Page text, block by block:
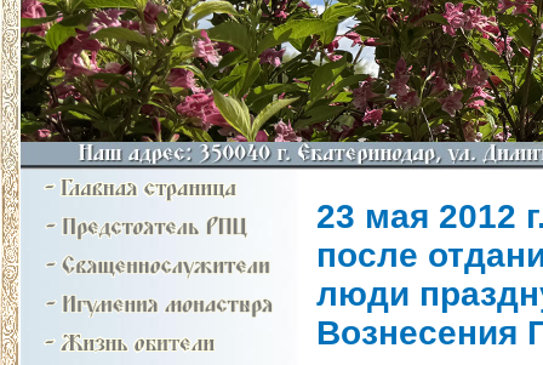
23 мая 2012
после
люди
Вознесения